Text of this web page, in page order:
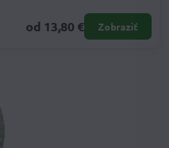
od 13,80 € Zobraziť